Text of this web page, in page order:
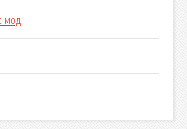
мод